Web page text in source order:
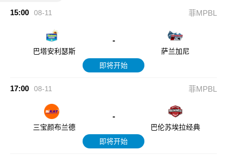
15:00 08-11 菲MPBL
巴塔安利瑟斯
-
萨兰加尼
即将开始
17:00 08-11 菲MPBL
三宝颜布兰德
-
巴伦苏埃拉经典
即将开始